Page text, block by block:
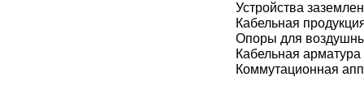
Устройства
Кабельная
Опоры для
Кабельная арматура
Коммутационная